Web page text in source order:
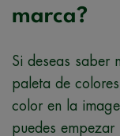
marca?
Si deseas saber
paleta de
color en la
puedes